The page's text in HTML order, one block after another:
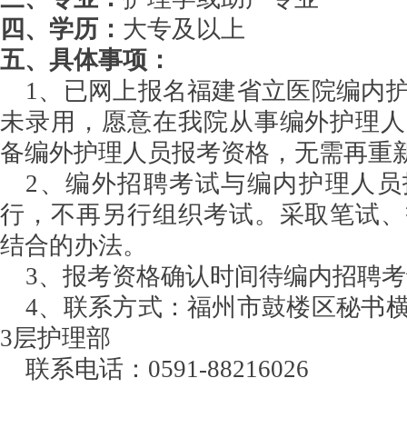
四、学历： 大专及以上
五、具体事项：
1、已网上报名福建省立医院编内
未录用，愿意在我院从事编外护理
备编外护理人员报考资格，无需再重
2、编外招聘考试与编内护理人
行，不再另行组织考试。采取笔试
结合的办法。
3、报考资格确认时间待编内招聘
4、联系方式：福州市鼓楼区秘书
3层护理部
联系电话：0591-88216026